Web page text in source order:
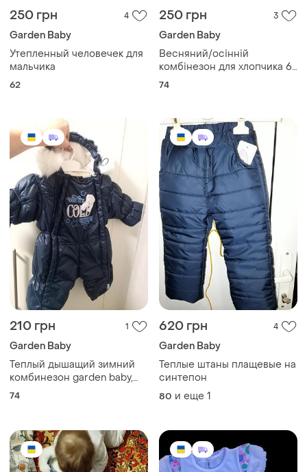
250 грн 4
Garden Baby
Утепленный человечек для
мальчика
62
250 грн 3
Garden Baby
Весняний/осінній
комбінезон для хлопчика 6-
9 місяців
74
210 грн 1
Garden Baby
Теплый дышащий зимний
комбинезон garden baby,
размер 68
74
620 грн 4
Garden Baby
Теплые штаны плащевые на
синтепон
80 и еще 1